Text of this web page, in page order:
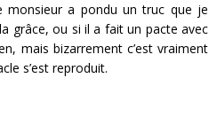
monsieur a pondu un truc que je
grâce, ou si il a fait un pacte avec
mais bizarrement c’est vraiment
s’est reproduit.